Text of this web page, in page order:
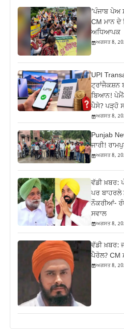
‘ਪੰਜਾਬ
CM ਮਾਨ ਦੇ
ਅਧਿਆਪਕ
ਅਗਸਤ 8,
UPI
ਟ੍ਰਾਂਜੈਕਸ਼ਨ
ਬਿਆਨ!
ਪੈਸੇ? ਪੜ੍ਹੋ
ਅਗਸਤ 8,
Punjab
ਜਾਰੀ!
ਅਗਸਤ 8,
ਵੱਡੀ ਖ਼ਬਰ:
ਪਰ ਬਾਹਰਲੇ
ਨੌਕਰੀਆਂ-
ਸਵਾਲ
ਅਗਸਤ 8,
ਵੱਡੀ ਖ਼ਬਰ:
ਪੈਰੋਲ? CM
ਅਗਸਤ 8,